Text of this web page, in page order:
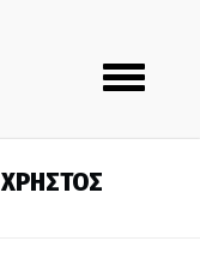
Toggle
navigation
ΧΡΗΣΤΟΣ